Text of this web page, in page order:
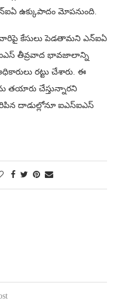
ఉక్కుపాదం మోపనుంది.
కేసులు పెడతామని ఎన్ఐఏ
తీవ్రవాద భావజాలాన్ని
అధికారులు రట్టు చేశారు. ఈ
తయారు చేస్తున్నారని
దాడుల్లోనూ ఐఎస్ఐఎస్